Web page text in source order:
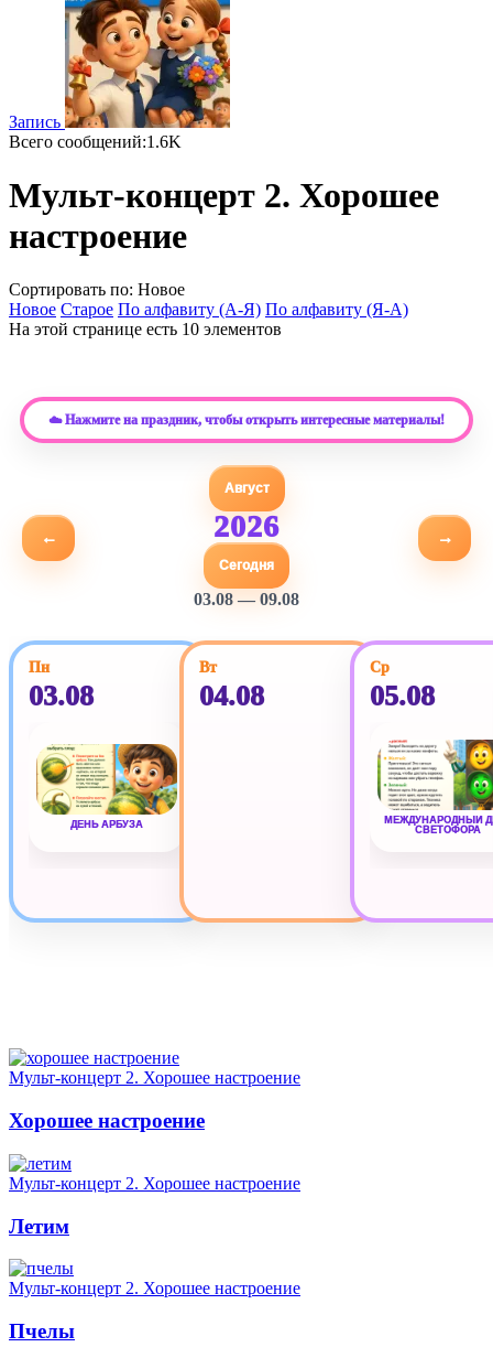
Запись
Всего сообщений:1.6K
Мульт-концерт 2. Хорошее
настроение
Сортировать по: Новое
Новое Старое По алфавиту (А-Я) По алфавиту (Я-А)
На этой странице есть 10 элементов
☁️ Нажмите на праздник, чтобы открыть интересные материалы!
←
Август
2026
Сегодня
03.08 — 09.08
→
Пн
03.08
ДЕНЬ АРБУЗА
Вт
04.08
Ср
05.08
МЕЖДУНАРОДНЫЙ
СВЕТОФОРА
Мульт-концерт 2. Хорошее настроение
Хорошее настроение
Мульт-концерт 2. Хорошее настроение
Летим
Мульт-концерт 2. Хорошее настроение
Пчелы